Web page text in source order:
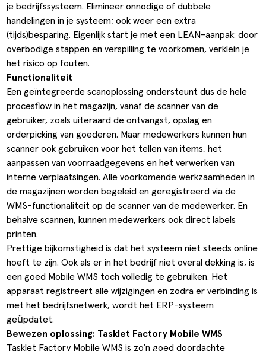
je bedrijfssysteem. Elimineer onnodige of dubbele
handelingen in je systeem; ook weer een extra
(tijds)besparing. Eigenlijk start je met een LEAN-aanpak: door
overbodige stappen en verspilling te voorkomen, verklein je
het risico op fouten.
Functionaliteit
Een geïntegreerde scanoplossing ondersteunt dus de hele
procesflow in het magazijn, vanaf de scanner van de
gebruiker, zoals uiteraard de ontvangst, opslag en
orderpicking van goederen. Maar medewerkers kunnen hun
scanner ook gebruiken voor het tellen van items, het
aanpassen van voorraadgegevens en het verwerken van
interne verplaatsingen. Alle voorkomende werkzaamheden in
de magazijnen worden begeleid en geregistreerd via de
WMS-functionaliteit op de scanner van de medewerker. En
behalve scannen, kunnen medewerkers ook direct labels
printen.
Prettige bijkomstigheid is dat het systeem niet steeds online
hoeft te zijn. Ook als er in het bedrijf niet overal dekking is, is
een goed Mobile WMS toch volledig te gebruiken. Het
apparaat registreert alle wijzigingen en zodra er verbinding is
met het bedrijfsnetwerk, wordt het ERP-systeem
geüpdatet.
Bewezen oplossing: Tasklet Factory Mobile WMS
Tasklet Factory Mobile WMS is zo’n goed doordachte